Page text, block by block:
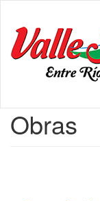
contenido
principal
Municipalidad
de Valle
María
Obras